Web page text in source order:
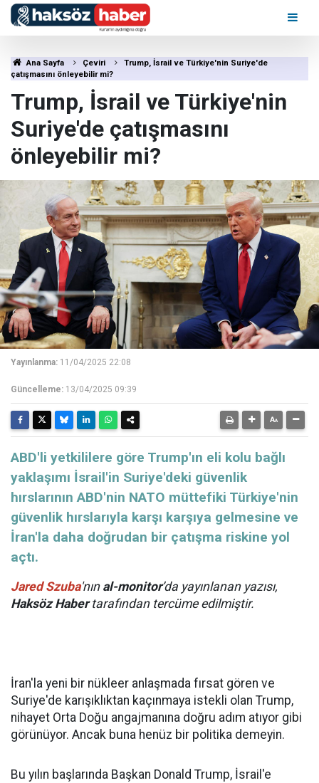
Ana Sayfa Çeviri
Trump, İsrail ve Türkiye'nin Suriye'de
çatışmasını önleyebilir mi?
Trump, İsrail ve Türkiye'nin
Suriye'de çatışmasını
önleyebilir mi?
Yayınlanma: 11/04/2025 22:08
Güncelleme: 13/04/2025 09:39
ABD'li yetkililere göre Trump'ın eli kolu bağlı
yaklaşımı İsrail'in Suriye'deki güvenlik
hırslarının ABD'nin NATO müttefiki Türkiye'nin
güvenlik hırslarıyla karşı karşıya gelmesine ve
İran'la daha doğrudan bir çatışma riskine yol
açtı.
Jared Szuba'nın al-monitor’da yayınlanan yazısı,
Haksöz Habertarafından tercüme edilmiştir.
İran'la yeni bir nükleer anlaşmada fırsat gören ve
Suriye'de karışıklıktan kaçınmaya istekli olan Trump,
nihayet Orta Doğu angajmanına doğru adım atıyor gibi
görünüyor. Ancak buna henüz bir politika demeyin.
Bu yılın başlarında Başkan Donald Trump, İsrail'e